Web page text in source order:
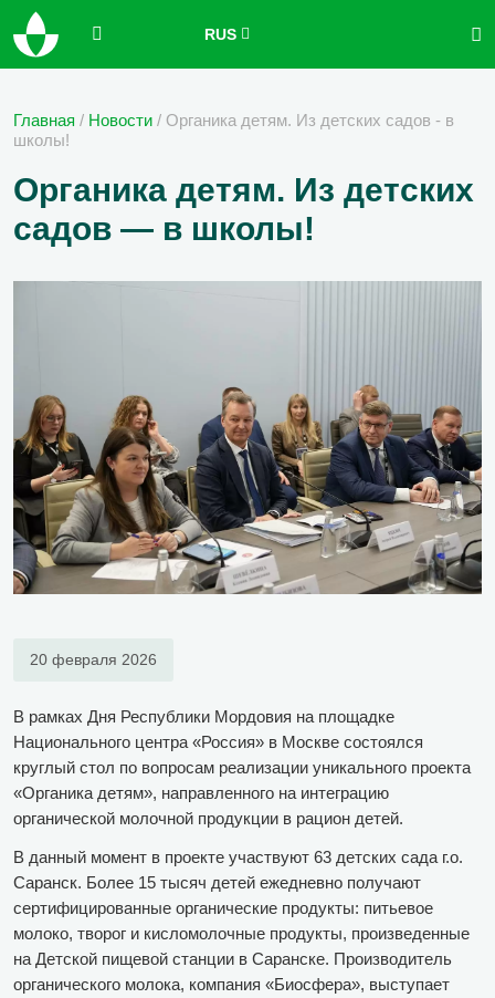
RUS
Главная / Новости / Органика детям. Из детских садов - в
школы!
Органика детям. Из детских
садов — в школы!
20 февраля 2026
В рамках Дня Республики Мордовия на площадке
Национального центра «Россия» в Москве состоялся
круглый стол по вопросам реализации уникального проекта
«Органика детям», направленного на интеграцию
органической молочной продукции в рацион детей.
В данный момент в проекте участвуют 63 детских сада г.о.
Саранск. Более 15 тысяч детей ежедневно получают
сертифицированные органические продукты: питьевое
молоко, творог и кисломолочные продукты, произведенные
на Детской пищевой станции в Саранске. Производитель
органического молока, компания «Биосфера», выступает